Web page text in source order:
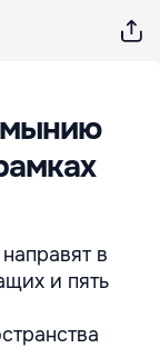
в
и пять